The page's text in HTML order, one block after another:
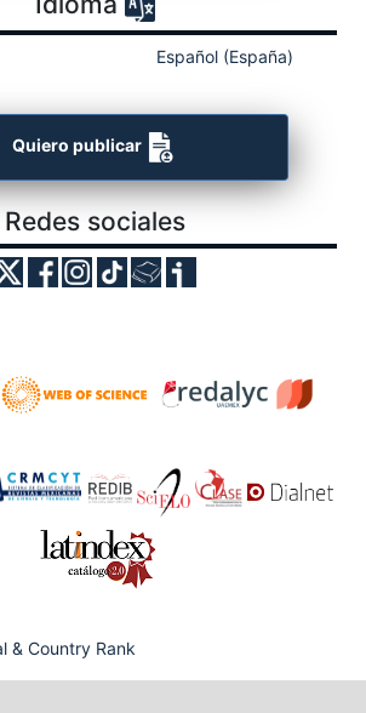
Español (España)
Quiero publicar
Redes sociales